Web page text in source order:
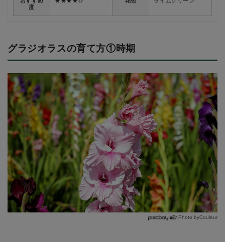
度
グラジオラスの育て方①時期
Photo byCouleur